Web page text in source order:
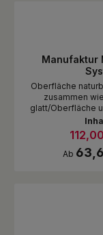
Manufaktur
Oberfläche
zusammen
glatt/Oberfläche
Ab